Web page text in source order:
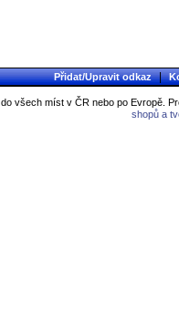
Přidat/Upravit odkaz |
do všech míst v ČR nebo po Evropě.
shopů a